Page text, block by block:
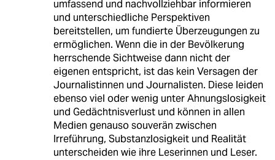
umfassend und nachvollziehbar informieren
und unterschiedliche Perspektiven
bereitstellen, um fundierte Überzeugungen zu
ermöglichen. Wenn die in der Bevölkerung
herrschende Sichtweise dann nicht der
eigenen entspricht, ist das kein Versagen der
Journalistinnen und Journalisten. Diese leiden
ebenso viel oder wenig unter Ahnungslosigkeit
und Gedächtnisverlust und können in allen
Medien genauso souverän zwischen
Irreführung, Substanzlosigkeit und Realität
unterscheiden wie ihre Leserinnen und Leser.